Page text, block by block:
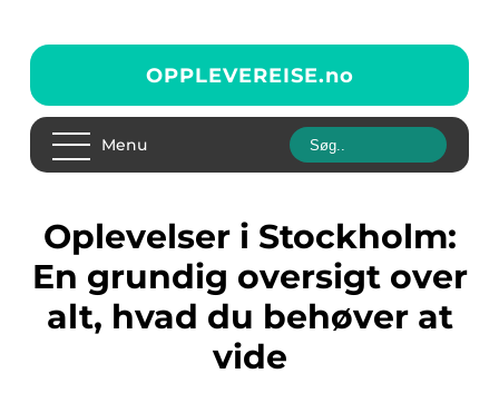
OPPLEVEREISE.no
Menu
Oplevelser i Stockholm:
En grundig oversigt over
alt, hvad du behøver at
vide